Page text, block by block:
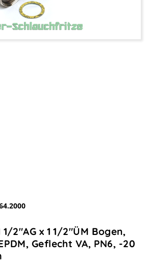
1/2"AG x 1 1/2"ÜM Bogen,
Geflecht VA, PN6, -20